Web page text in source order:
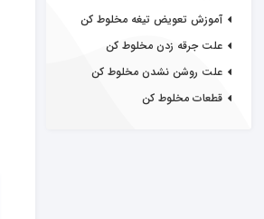
آموزش تعویض تیغه مخلوط کن
علت جرقه زدن مخلوط کن
علت روشن نشدن مخلوط کن
قطعات مخلوط کن